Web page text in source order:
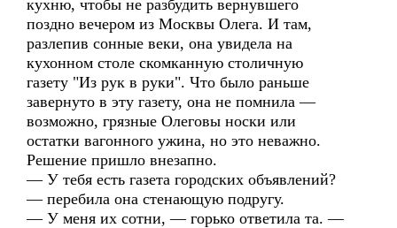
кухню, чтобы не разбудить вернувшего
поздно вечером из Москвы Олега. И там,
разлепив сонные веки, она увидела на
кухонном столе скомканную столичную
газету "Из рук в руки". Что было раньше
завернуто в эту газету, она не помнила —
возможно, грязные Олеговы носки или
остатки вагонного ужина, но это неважно.
Решение пришло внезапно.
— У тебя есть газета городских объявлений?
— перебила она стенающую подругу.
— У меня их сотни, — горько ответила та. —